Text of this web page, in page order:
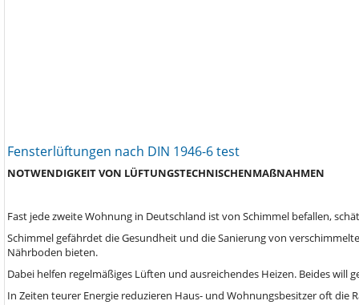
Fensterlüftungen nach DIN 1946-6 test
NOTWENDIGKEITVON LÜFTUNGSTECHNISCHENMAßNAHMEN
Fast jede zweite Wohnung in Deutschland ist von Schimmel befallen,
Schimmel gefährdet die Gesundheit und die Sanierung von
Nährboden bieten.
Dabei helfen regelmäßiges Lüften und ausreichendes Heizen. Beides will
In Zeiten teurer Energie reduzieren Haus- und Wohnungsbesitzer oft die